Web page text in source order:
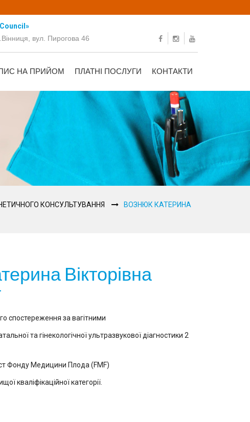
вул. Пирогова 46
НА ПРИЙОМ ПЛАТНІ ПОСЛУГИ КОНТАКТИ
КОНСУЛЬТУВАННЯ
ВОЗНЮК КАТЕРИНА
Вікторівна
спостереження за вагітними
та гінекологічної ультразвукової діагностики 2
Фонду Медицини Плода (FMF)
кваліфікаційної категорії.